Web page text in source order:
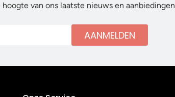
van ons laatste nieuws en aanbiedingen
AANMELDEN